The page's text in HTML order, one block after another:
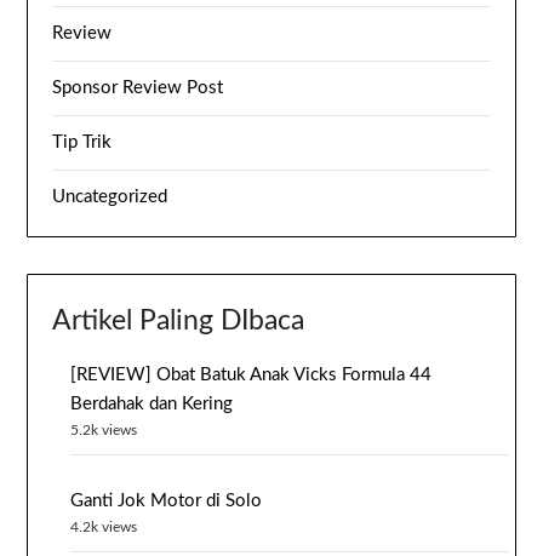
Review
Sponsor Review Post
Tip Trik
Uncategorized
Artikel Paling DIbaca
[REVIEW] Obat Batuk Anak Vicks Formula 44
Berdahak dan Kering
5.2k views
Ganti Jok Motor di Solo
4.2k views